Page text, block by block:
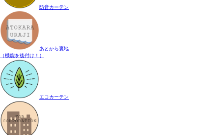
防音カーテン
あとから裏地
（機能を後付け！）
エコカーテン